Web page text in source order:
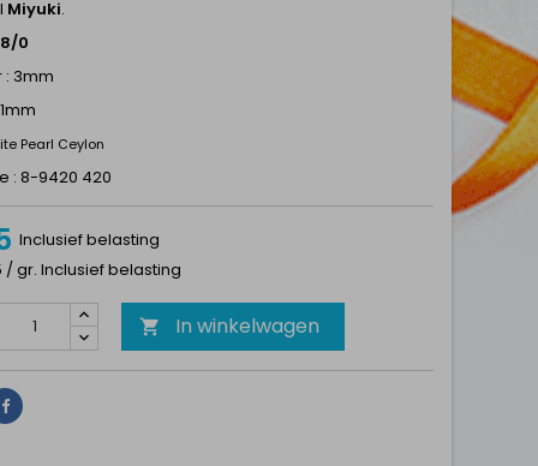
Miyuki.
0
3mm
Pearl Ceylon
: 8-9420 420
Inclusief belasting
/ gr. Inclusief belasting
 In winkelwagen
Delen